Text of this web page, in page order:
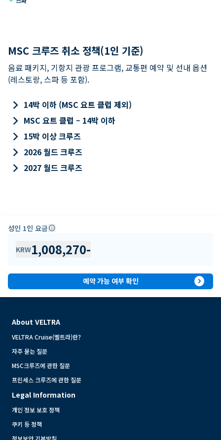
MSC 크루즈 취소 정책(1인 기준)
음료 패키지, 기항지 관광 프로그램, 교통편 예약 및 선내 옵션
(레스토랑, 스파 등 포함).
keyboard_arrow_right 14박 이하 (MSC 요트 클럽 제외)
keyboard_arrow_right MSC 요트 클럽 – 14박 이하
keyboard_arrow_right 15박 이상 크루즈
keyboard_arrow_right 2026 월드 크루즈
keyboard_arrow_right 2027 월드 크루즈
성인 1인 요금info
KRW1,008,270-
예약 가능 여부 확인 expand_circle_right
About VELTRA
VELTRA Cruise(벨트라)란?
자주 묻는 질문
MSC크루즈에 관한 질문
프린세스 크루즈에 관한 질문
Legal Information
개인 정보 보호 정책
쿠키 등 정책
정보보안 기본방침